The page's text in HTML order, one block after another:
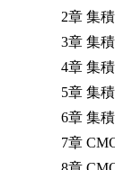
2章 集
3章 集
4章 集
5章 集
6章 集
7章